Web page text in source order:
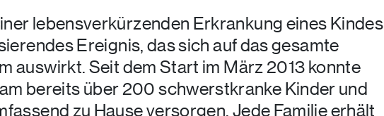
lebensverkürzenden Erkrankung eines Kindes
Ereignis, das sich auf das gesamte
auswirkt. Seit dem Start im März 2013 konnte
bereits über 200 schwerstkranke Kinder und
zu Hause versorgen. Jede Familie erhält